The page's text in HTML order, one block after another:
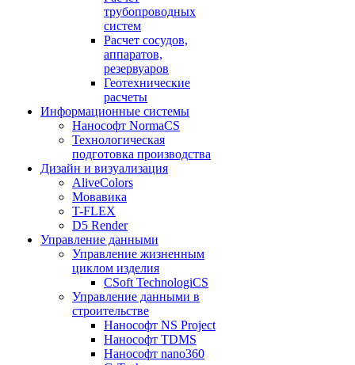
трубопроводных
систем
Расчет сосудов,
аппаратов,
резервуаров
Геотехнические
расчеты
Информационные системы
Нанософт NormaCS
Технологическая
подготовка производства
Дизайн и визуализация
AliveColors
Мовавика
T-FLEX
D5 Render
Управление данными
Управление жизненным
циклом изделия
CSoft TechnologiCS
Управление данными в
строительстве
Нанософт NS Project
Нанософт TDMS
Нанософт nano360